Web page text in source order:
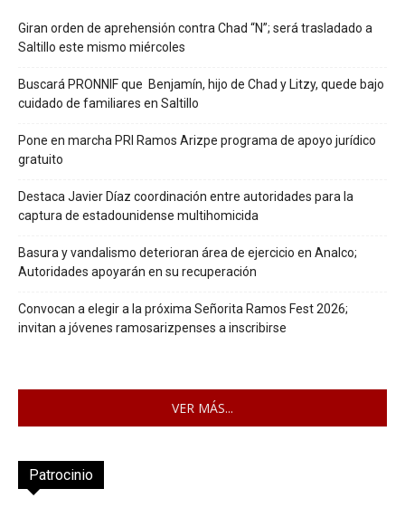
Giran orden de aprehensión contra Chad “N”; será trasladado a
Saltillo este mismo miércoles
Buscará PRONNIF que Benjamín, hijo de Chad y Litzy, quede bajo
cuidado de familiares en Saltillo
Pone en marcha PRI Ramos Arizpe programa de apoyo jurídico
gratuito
Destaca Javier Díaz coordinación entre autoridades para la
captura de estadounidense multihomicida
Basura y vandalismo deterioran área de ejercicio en Analco;
Autoridades apoyarán en su recuperación
Convocan a elegir a la próxima Señorita Ramos Fest 2026;
invitan a jóvenes ramosarizpenses a inscribirse
VER MÁS...
Patrocinio